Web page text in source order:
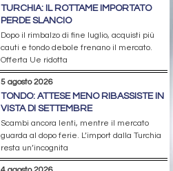
TURCHIA: IL ROTTAME IMPORTATO
PERDE SLANCIO
Dopo il rimbalzo di fine luglio, acquisti più
cauti e tondo debole frenano il mercato.
Offerta Ue ridotta
5 agosto 2026
TONDO: ATTESE MENO RIBASSISTE IN
VISTA DI SETTEMBRE
Scambi ancora lenti, mentre il mercato
guarda al dopo ferie. L’import dalla Turchia
resta un’incognita